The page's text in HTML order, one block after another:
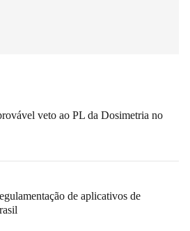
veto ao PL da Dosimetria no
de aplicativos de